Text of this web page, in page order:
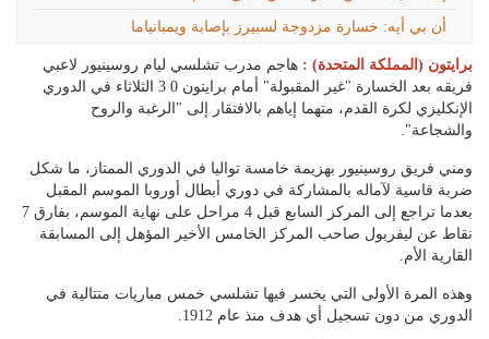
أن بي أيه: خسارة مزدوجة لسبيرز بإصابة ويمبانياما
برايتون (المملكة المتحدة) : هاجم مدرب تشلسي ليام روسينيور لاعبي
فريقه بعد الخسارة "غير المقبولة" أمام برايتون 0 3 الثلاثاء في الدوري
الإنكليزي لكرة القدم، متهما إياهم بالافتقار إلى "الرغبة والروح
والشجاعة".
ومني فريق روسينيور بهزيمة خامسة تواليا في الدوري الممتاز، ما شكل
ضربة قاسية لآماله بالمشاركة في دوري أبطال أوروبا الموسم المقبل
بعدما تراجع إلى المركز السابع قبل 4 مراحل على نهاية الموسم، بفارق 7
نقاط عن ليفربول صاحب المركز الخامس الأخير المؤهل إلى المسابقة
القارية الأم.
وهذه المرة الأولى التي يخسر فيها تشلسي خمس مباريات متتالية في
الدوري من دون تسجيل أي هدف منذ عام 1912.